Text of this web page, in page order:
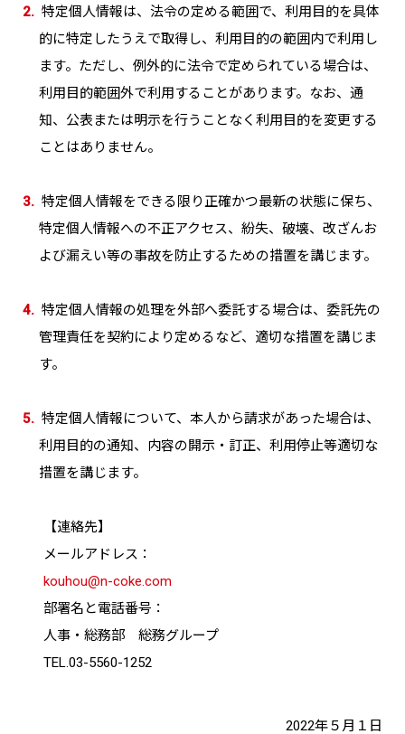
2. 特定個人情報は、法令の定める範囲で、利用目的を具体
的に特定したうえで取得し、利用目的の範囲内で利用し
ます。ただし、例外的に法令で定められている場合は、
利用目的範囲外で利用することがあります。なお、通
知、公表または明示を行うことなく利用目的を変更する
ことはありません。
3. 特定個人情報をできる限り正確かつ最新の状態に保ち、
特定個人情報への不正アクセス、紛失、破壊、改ざんお
よび漏えい等の事故を防止するための措置を講じます。
4. 特定個人情報の処理を外部へ委託する場合は、委託先の
管理責任を契約により定めるなど、適切な措置を講じま
す。
5. 特定個人情報について、本人から請求があった場合は、
利用目的の通知、内容の開示・訂正、利用停止等適切な
措置を講じます。
【連絡先】
メールアドレス ：
kouhou@n-coke.com
部署名と電話番号 ：
人事・総務部 総務グループ
TEL.03-5560-1252
2022年５月１日